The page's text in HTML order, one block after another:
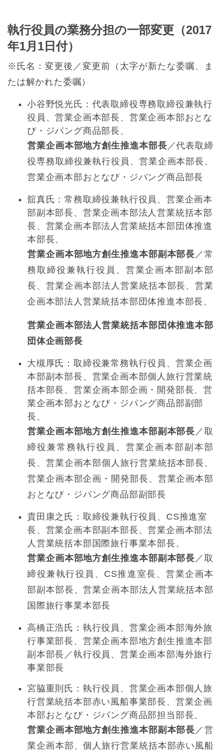
執行役員の業務分担の一部変更（2017
年1月1日付）
※氏名：変更後／変更前（太字が新たな委嘱、ま
たは解かれた委嘱）
小谷野悦光氏：代表取締役専務取締役兼執行
役員、営業企画本部長、営業企画本部おとな
び・ジパング商品部長、
営業企画本部地方創生推進本部長 ／代表取締
役専務取締役兼執行役員、営業企画本部長、
営業企画本部おとなび・ジパング商品部長
舘真氏：常務取締役兼執行役員、営業企画本
部副本部長、営業企画本部法人営業統括本部
長、営業企画本部法人営業統括本部団体推進
本部長、
営業企画本部地方創生推進本部副本部長 ／常
務取締役兼執行役員、営業企画本部副本部
長、営業企画本部法人営業統括本部長、営業
企画本部法人営業統括本部団体推進本部長、
営業企画本部法人営業統括本部団体推進本部
団体企画部長
大槻厚氏：取締役兼常務執行役員、営業企画
本部副本部長、営業企画本部個人旅行営業統
括本部長、営業企画本部企画・開発部長、営
業企画本部おとなび・ジパング商品部副部
長、
営業企画本部地方創生推進本部副本部長 ／取
締役兼常務執行役員、営業企画本部副本部
長、営業企画本部個人旅行営業統括本部長、
営業企画本部企画・開発部長、営業企画本部
おとなび・ジパング商品部副部長
貴田康之氏：取締役兼執行役員、CS推進室
長、営業企画本部副本部長、営業企画本部法
人営業統括本部国際旅行事業本部長、
営業企画本部地方創生推進本部副本部長 ／取
締役兼執行役員、CS推進室長、営業企画本
部副本部長、営業企画本部法人営業統括本部
国際旅行事業本部長
高橋正浩氏：執行役員、営業企画本部海外旅
行事業部長、営業企画本部地方創生推進本部
副本部長／執行役員、営業企画本部海外旅行
事業部長
宮脇重則氏：執行役員、営業企画本部個人旅
行営業統括本部赤い風船事業部長、営業企画
本部おとなび・ジパング商品部担当部長、
営業企画本部地方創生推進本部副本部長 ／営
業企画本部、個人旅行営業統括本部赤い風船